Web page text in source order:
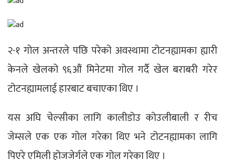
२-१ गोल अन्तरले पछि परेको अवस्थामा टोटनह्यामका ह्यारी
केनले खेलको ९६औं मिनेटमा गोल गर्दै खेल बराबरी गरेर
टोटनह्यामलाई हारबाट बचाएका थिए ।
यस अघि चेल्सीका लागि कालीडोउ कोउलीबाली र रीच
जेम्सले एक एक गोल गरेका थिए भने टोटनह्यामका लागि
पिएरे एमिली होजजेर्गले एक गोल गरेका थिए ।